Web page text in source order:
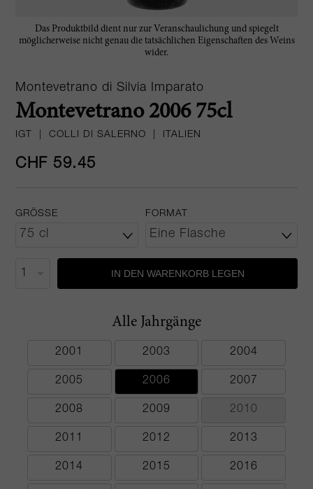
Das Produktbild dient nur zur Veranschaulichung und spiegelt
möglicherweise nicht genau die tatsächlichen Eigenschaften des Weins
wider.
Montevetrano di Silvia Imparato
Montevetrano 2006 75cl
IGT COLLI DI SALERNO ITALIEN
CHF 59.45
GRÖSSE FORMAT
IN DEN WARENKORB LEGEN
Alle Jahrgänge
2001 2003 2004
2005 2006 2007
2008 2009 2010
2011 2012 2013
2014 2015 2016